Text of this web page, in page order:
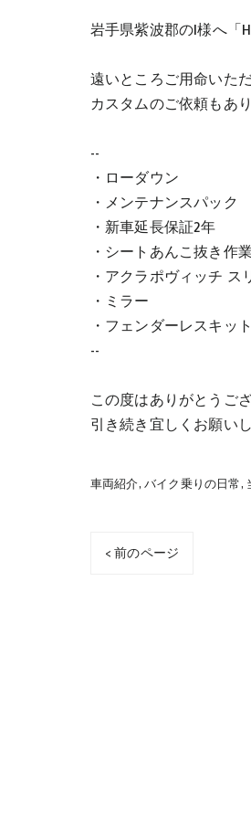
岩手県紫波郡のI様へ「
遠いところご用命いた
カスタムのご依頼もあ
--
・ローダウン
・メンテナンスパック
・新車延長保証2年
・シートあんこ抜き作業
・アクラポヴィッチ
・ミラー
・フェンダーレスキット
--
この度はありがとうご
引き続き宜しくお願い
車両紹介 バイク乗りの日常
< 前のページ